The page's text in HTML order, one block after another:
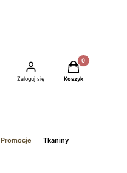
Zaloguj się
Produkty w
Koszyk
Promocje Tkaniny